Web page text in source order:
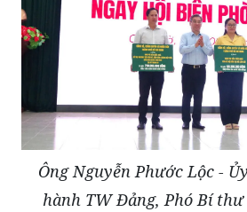
Ông Nguyễn Phước Lộc -
hành TW Đảng, Phó Bí thư